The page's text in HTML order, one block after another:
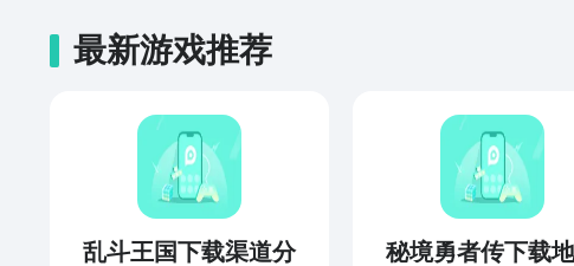
最新游戏推荐
乱斗王国下载渠道分
秘境勇者传下载